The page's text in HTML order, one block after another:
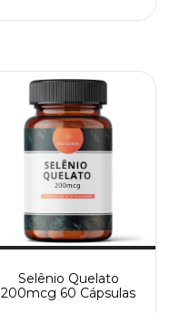
Selênio Quelato
200mcg 60 Cápsulas